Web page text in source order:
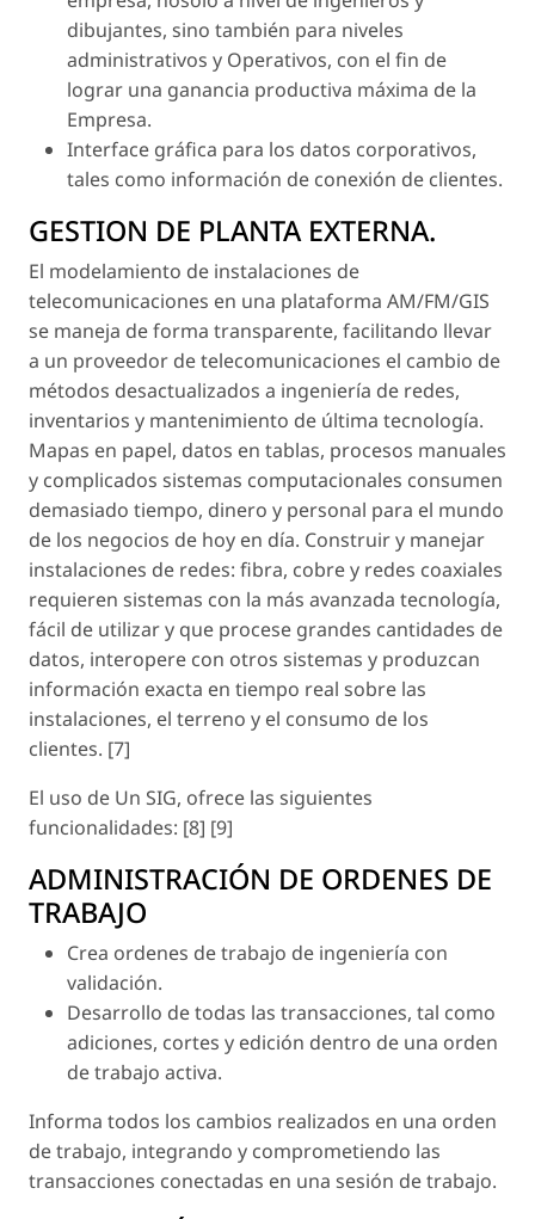
dibujantes, sino también para niveles
administrativos y Operativos, con el fin de
lograr una ganancia productiva máxima de la
Empresa.
Interface gráfica para los datos corporativos,
tales como información de conexión de clientes.
GESTION DE PLANTA EXTERNA.
El modelamiento de instalaciones de
telecomunicaciones en una plataforma AM/FM/GIS
se maneja de forma transparente, facilitando llevar
a un proveedor de telecomunicaciones el cambio de
métodos desactualizados a ingeniería de redes,
inventarios y mantenimiento de última tecnología.
Mapas en papel, datos en tablas, procesos manuales
y complicados sistemas computacionales consumen
demasiado tiempo, dinero y personal para el mundo
de los negocios de hoy en día. Construir y manejar
instalaciones de redes: fibra, cobre y redes coaxiales
requieren sistemas con la más avanzada tecnología,
fácil de utilizar y que procese grandes cantidades de
datos, interopere con otros sistemas y produzcan
información exacta en tiempo real sobre las
instalaciones, el terreno y el consumo de los
clientes. [7]
El uso de Un SIG, ofrece las siguientes
funcionalidades: [8] [9]
ADMINISTRACIÓN DE ORDENES DE
TRABAJO
Crea ordenes de trabajo de ingeniería con
validación.
Desarrollo de todas las transacciones, tal como
adiciones, cortes y edición dentro de una orden
de trabajo activa.
Informa todos los cambios realizados en una orden
de trabajo, integrando y comprometiendo las
transacciones conectadas en una sesión de trabajo.